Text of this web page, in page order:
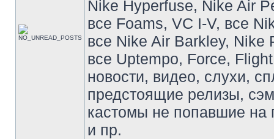
Nike Hyperfuse, Nike Air
все Foams, VC I-V, все
все Nike Air Barkley, Nike
все Uptempo, Force,
новости, видео, слухи,
предстоящие релизы,
кастомы не попавшие на
и пр.